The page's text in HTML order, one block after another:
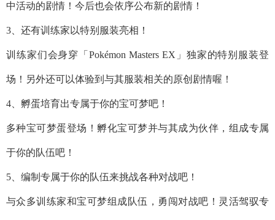
中活动的剧情！今后也会依序公布新的剧情！
3、还有训练家以特别服装亮相！
训练家们会身穿「Pokémon Masters EX」独家的特别服装登
场！另外还可以体验到与其服装相关的原创剧情喔！
4、孵蛋培育出专属于你的宝可梦吧！
多种宝可梦蛋登场！孵化宝可梦并与其成为伙伴，组成专属
于你的队伍吧！
5、编制专属于你的队伍来挑战各种对战吧！
与众多训练家和宝可梦组成队伍，勇闯对战吧！灵活驾驭专